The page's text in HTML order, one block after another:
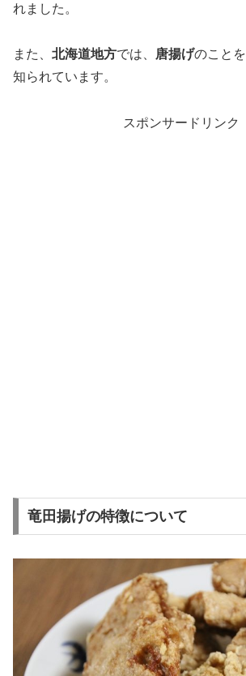
れました。
また、 北海道地方では、 唐揚げのことを
知られています。
スポンサードリンク
竜田揚げの特徴について